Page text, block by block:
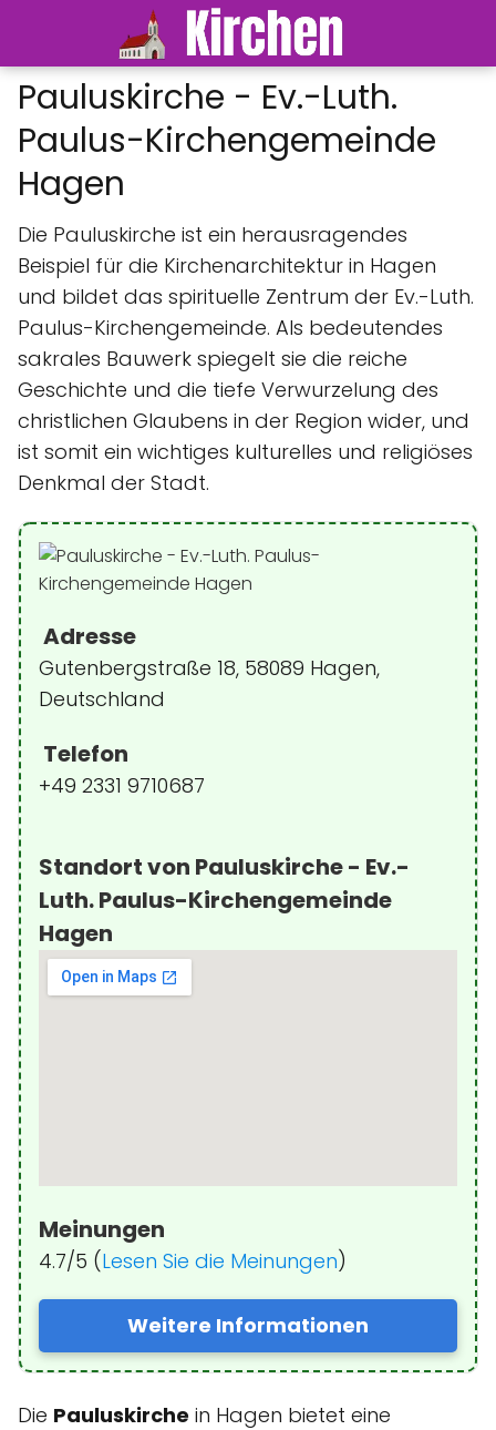
Pauluskirche - Ev.-Luth.
Paulus-Kirchengemeinde
Hagen
Die Pauluskirche ist ein herausragendes
Beispiel für die Kirchenarchitektur in Hagen
und bildet das spirituelle Zentrum der Ev.-Luth.
Paulus-Kirchengemeinde. Als bedeutendes
sakrales Bauwerk spiegelt sie die reiche
Geschichte und die tiefe Verwurzelung des
christlichen Glaubens in der Region wider, und
ist somit ein wichtiges kulturelles und religiöses
Denkmal der Stadt.
Adresse
Gutenbergstraße 18, 58089 Hagen,
Deutschland
Telefon
+49 2331 9710687
Standort von Pauluskirche - Ev.-
Luth. Paulus-Kirchengemeinde
Hagen
Meinungen
4.7/5 (Lesen Sie die Meinungen)
Weitere Informationen
Die Pauluskirche in Hagen bietet eine